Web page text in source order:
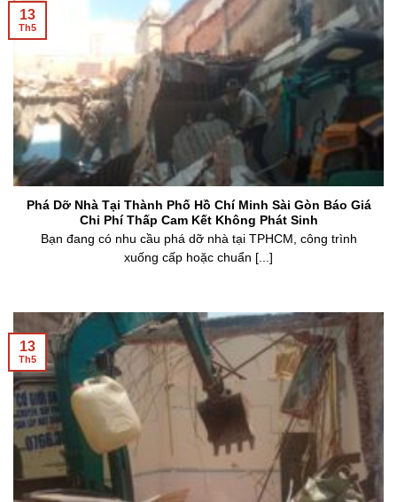
Phá Dỡ Nhà Tại Thành Phố Hồ Chí Minh Sài Gòn Báo Giá
Chi Phí Thấp Cam Kết Không Phát Sinh
Bạn đang có nhu cầu phá dỡ nhà tại TPHCM, công trình
xuống cấp hoặc chuẩn [...]
13
Th5
13
Th5